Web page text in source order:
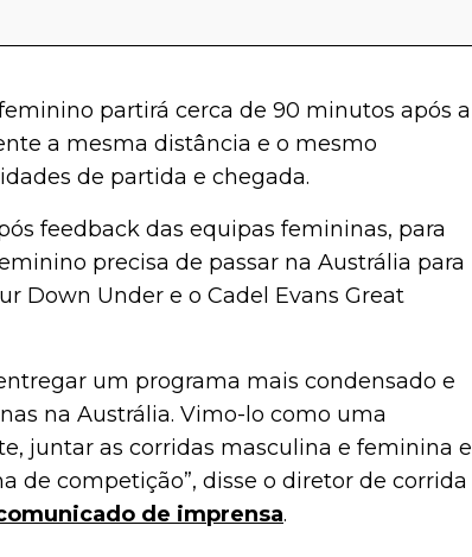
partirá cerca de 90 minutos após a
a mesma distância e o mesmo
de partida e chegada.
feedback das equipas femininas, para
precisa de passar na Austrália para
Down Under e o Cadel Evans Great
um programa mais condensado e
na Austrália. Vimo-lo como uma
juntar as corridas masculina e feminina e
de competição”, disse o diretor de corrida
de imprensa.